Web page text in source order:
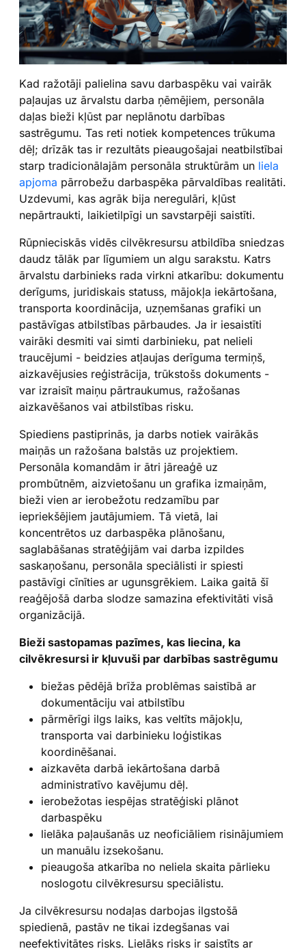
Kad ražotāji palielina savu darbaspēku vai vairāk
paļaujas uz ārvalstu darba ņēmējiem, personāla
daļas bieži kļūst par neplānotu darbības
sastrēgumu. Tas reti notiek kompetences trūkuma
dēļ; drīzāk tas ir rezultāts pieaugošajai neatbilstībai
starp tradicionālajām personāla struktūrām un liela
apjoma pārrobežu darbaspēka pārvaldības realitāti.
Uzdevumi, kas agrāk bija neregulāri, kļūst
nepārtraukti, laikietilpīgi un savstarpēji saistīti.
Rūpnieciskās vidēs cilvēkresursu atbildība sniedzas
daudz tālāk par līgumiem un algu sarakstu. Katrs
ārvalstu darbinieks rada virkni atkarību: dokumentu
derīgums, juridiskais statuss, mājokļa iekārtošana,
transporta koordinācija, uzņemšanas grafiki un
pastāvīgas atbilstības pārbaudes. Ja ir iesaistīti
vairāki desmiti vai simti darbinieku, pat nelieli
traucējumi - beidzies atļaujas derīguma termiņš,
aizkavējusies reģistrācija, trūkstošs dokuments -
var izraisīt maiņu pārtraukumus, ražošanas
aizkavēšanos vai atbilstības risku.
Spiediens pastiprinās, ja darbs notiek vairākās
maiņās un ražošana balstās uz projektiem.
Personāla komandām ir ātri jāreaģē uz
prombūtnēm, aizvietošanu un grafika izmaiņām,
bieži vien ar ierobežotu redzamību par
iepriekšējiem jautājumiem. Tā vietā, lai
koncentrētos uz darbaspēka plānošanu,
saglabāšanas stratēģijām vai darba izpildes
saskaņošanu, personāla speciālisti ir spiesti
pastāvīgi cīnīties ar ugunsgrēkiem. Laika gaitā šī
reaģējošā darba slodze samazina efektivitāti visā
organizācijā.
Bieži sastopamas pazīmes, kas liecina, ka
cilvēkresursi ir kļuvuši par darbības sastrēgumu
biežas pēdējā brīža problēmas saistībā ar
dokumentāciju vai atbilstību
pārmērīgi ilgs laiks, kas veltīts mājokļu,
transporta vai darbinieku loģistikas
koordinēšanai.
aizkavēta darbā iekārtošana darbā
administratīvo kavējumu dēļ.
ierobežotas iespējas stratēģiski plānot
darbaspēku
lielāka paļaušanās uz neoficiāliem risinājumiem
un manuālu izsekošanu.
pieaugoša atkarība no neliela skaita pārlieku
noslogotu cilvēkresursu speciālistu.
Ja cilvēkresursu nodaļas darbojas ilgstošā
spiedienā, pastāv ne tikai izdegšanas vai
neefektivitātes risks. Lielāks risks ir saistīts ar